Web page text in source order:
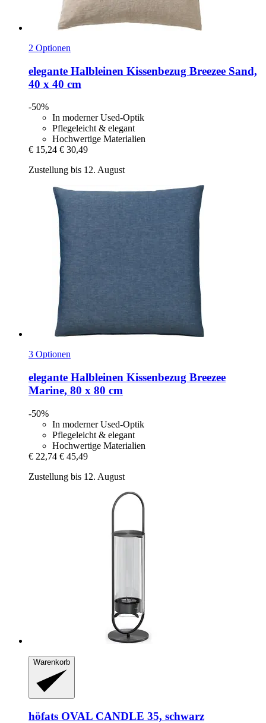
2 Optionen
elegante Halbleinen Kissenbezug Breezee Sand,
40 x 40 cm
-50%
In moderner Used-Optik
Pflegeleicht & elegant
Hochwertige Materialien
€ 15,24 € 30,49
Zustellung bis 12. August
3 Optionen
elegante Halbleinen Kissenbezug Breezee
Marine, 80 x 80 cm
-50%
In moderner Used-Optik
Pflegeleicht & elegant
Hochwertige Materialien
€ 22,74 € 45,49
Zustellung bis 12. August
Warenkorb
höfats OVAL CANDLE 35, schwarz